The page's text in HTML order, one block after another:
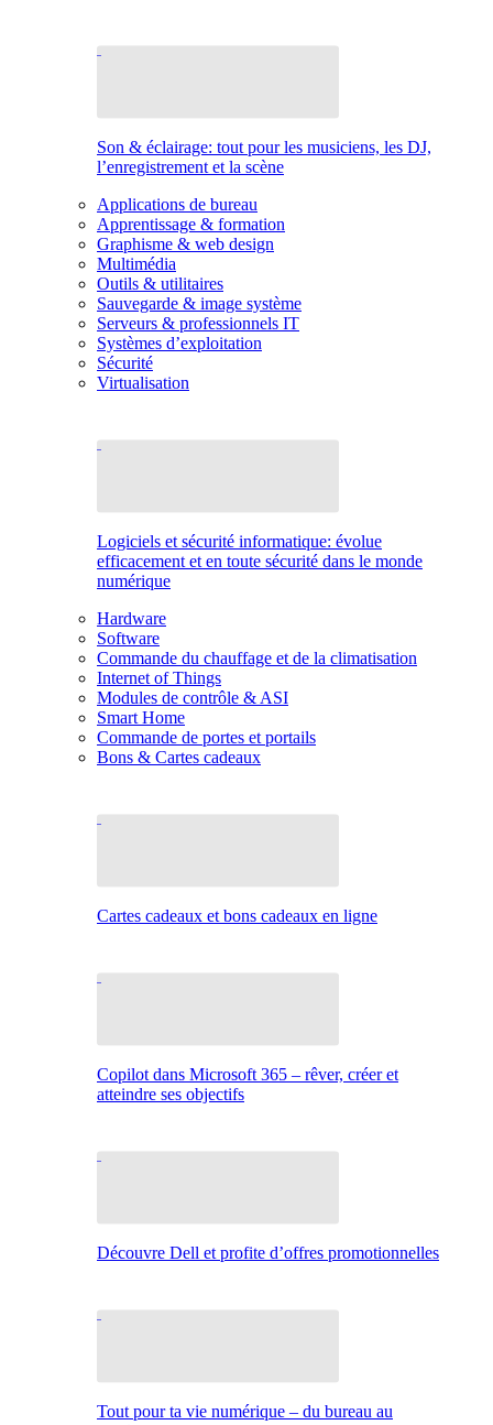
Son & éclairage: tout pour les musiciens, les DJ,
l’enregistrement et la scène
Applications de bureau
Apprentissage & formation
Graphisme & web design
Multimédia
Outils & utilitaires
Sauvegarde & image système
Serveurs & professionnels IT
Systèmes d’exploitation
Sécurité
Virtualisation
Logiciels et sécurité informatique: évolue
efficacement et en toute sécurité dans le monde
numérique
Hardware
Software
Commande du chauffage et de la climatisation
Internet of Things
Modules de contrôle & ASI
Smart Home
Commande de portes et portails
Bons & Cartes cadeaux
Cartes cadeaux et bons cadeaux en ligne
Copilot dans Microsoft 365 – rêver, créer et
atteindre ses objectifs
Découvre Dell et profite d’offres promotionnelles
Tout pour ta vie numérique – du bureau au